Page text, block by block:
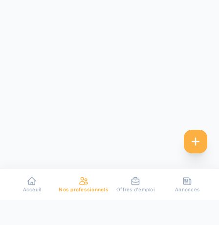
Acceuil Nos professionnels Offres d'emploi Annonces